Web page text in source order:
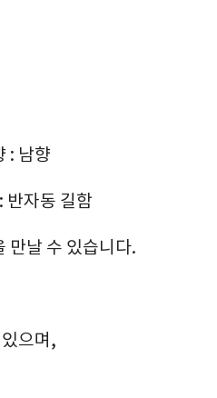
: 남향
반자동 길함
만날 수 있습니다.
으며,